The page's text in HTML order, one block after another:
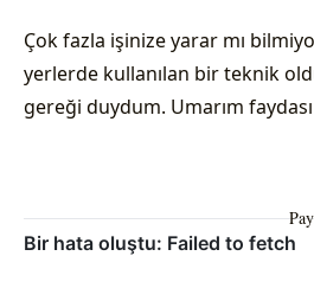
Çok fazla işinize yarar mı
yerlerde kullanılan bir teknik
gereği duydum. Umarım